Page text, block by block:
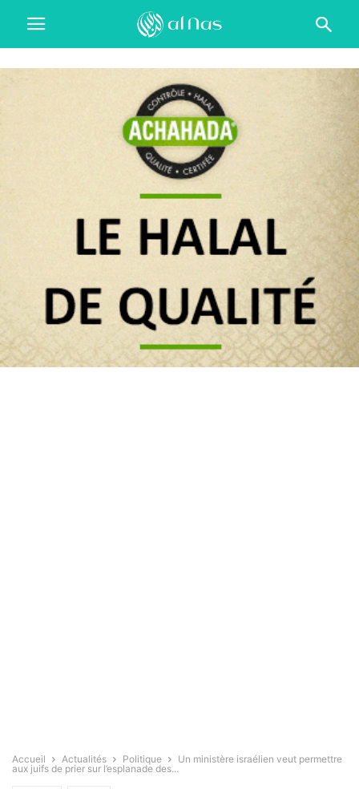
Accueil Actualités Politique
Un ministère israélien veut permettre
aux juifs de prier sur l’esplanade des...